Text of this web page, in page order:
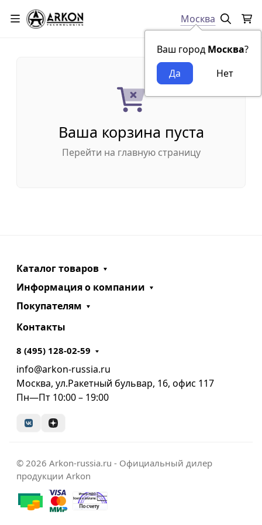
Москва
Ваш город Москва?
Ваша корзина пуста
Перейти на главную страницу
Каталог товаров
Информация о компании
Покупателям
Контакты
8 (495) 128-02-59
info@arkon-russia.ru
Москва, ул.Ракетный бульвар, 16, офис 117
Пн—Пт 10:00 – 19:00
© 2026 Arkon-russia.ru - Официальный дилер
продукции Arkon